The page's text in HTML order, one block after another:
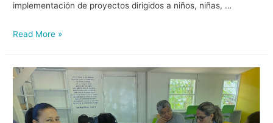
implementación de proyectos dirigidos a niños, niñas, …
Read More »